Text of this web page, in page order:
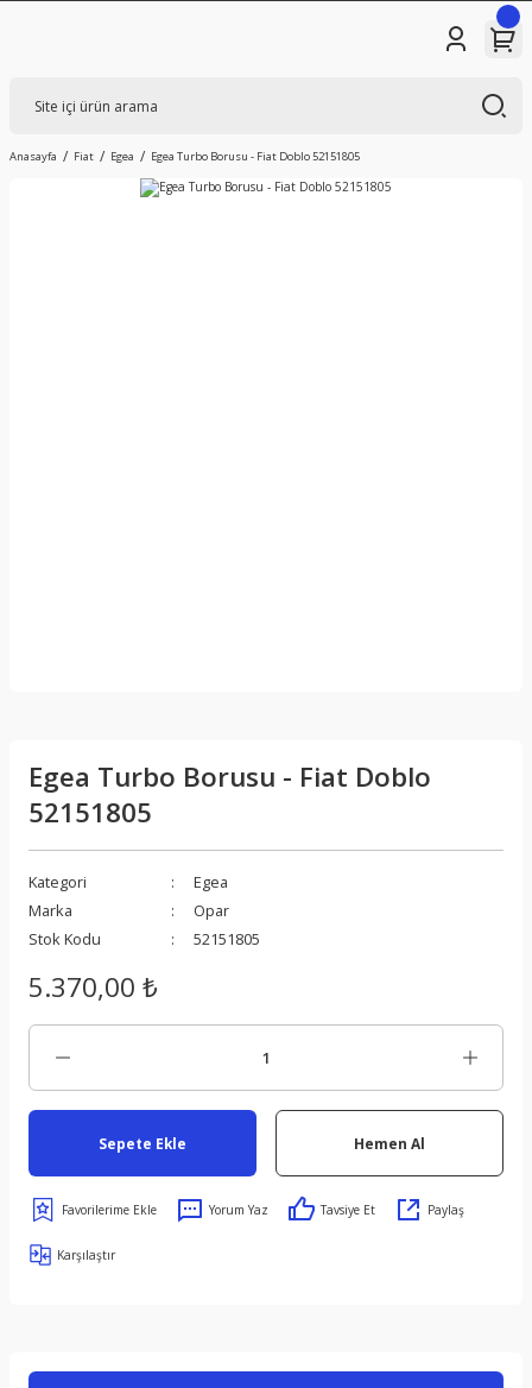
Anasayfa Fiat Egea Egea Turbo Borusu - Fiat Doblo 52151805
Egea Turbo Borusu - Fiat Doblo
52151805
Kategori
Egea
Marka
Opar
Stok Kodu
52151805
5.370,00 ₺
Sepete Ekle Hemen Al
Yorum Yaz Tavsiye Et Paylaş
Karşılaştır